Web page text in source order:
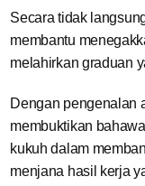
Secara tidak
membantu
melahirkan graduan
Dengan pengenalan
membuktikan
kukuh dalam
menjana hasil kerja